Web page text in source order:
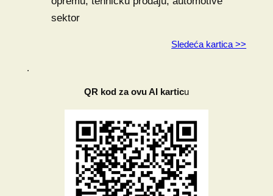
sektor
Sledeća kartica >>
.
QR kod za ovu AI karticu